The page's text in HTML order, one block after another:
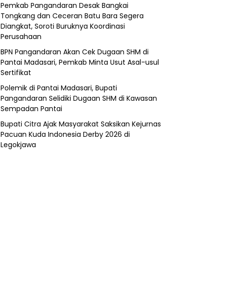
Pemkab Pangandaran Desak Bangkai
Tongkang dan Ceceran Batu Bara Segera
Diangkat, Soroti Buruknya Koordinasi
Perusahaan
BPN Pangandaran Akan Cek Dugaan SHM di
Pantai Madasari, Pemkab Minta Usut Asal-usul
Sertifikat
Polemik di Pantai Madasari, Bupati
Pangandaran Selidiki Dugaan SHM di Kawasan
Sempadan Pantai
Bupati Citra Ajak Masyarakat Saksikan Kejurnas
Pacuan Kuda Indonesia Derby 2026 di
Legokjawa